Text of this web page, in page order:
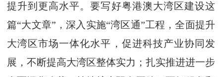
提升到更高水平。要写好粤港澳大湾区建设这
篇“大文章”，深入实施“湾区通”工程，全面提升
大湾区市场一体化水平，促进科技产业协同发
展，不断提高大湾区整体实力；扎实推进进一步